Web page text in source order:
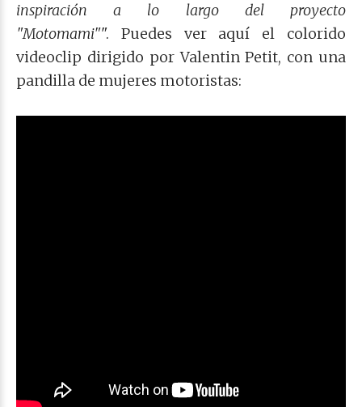
inspiración a lo largo del proyecto
"Motomami"". Puedes ver aquí el colorido
videoclip dirigido por Valentin Petit, con una
pandilla de mujeres motoristas: